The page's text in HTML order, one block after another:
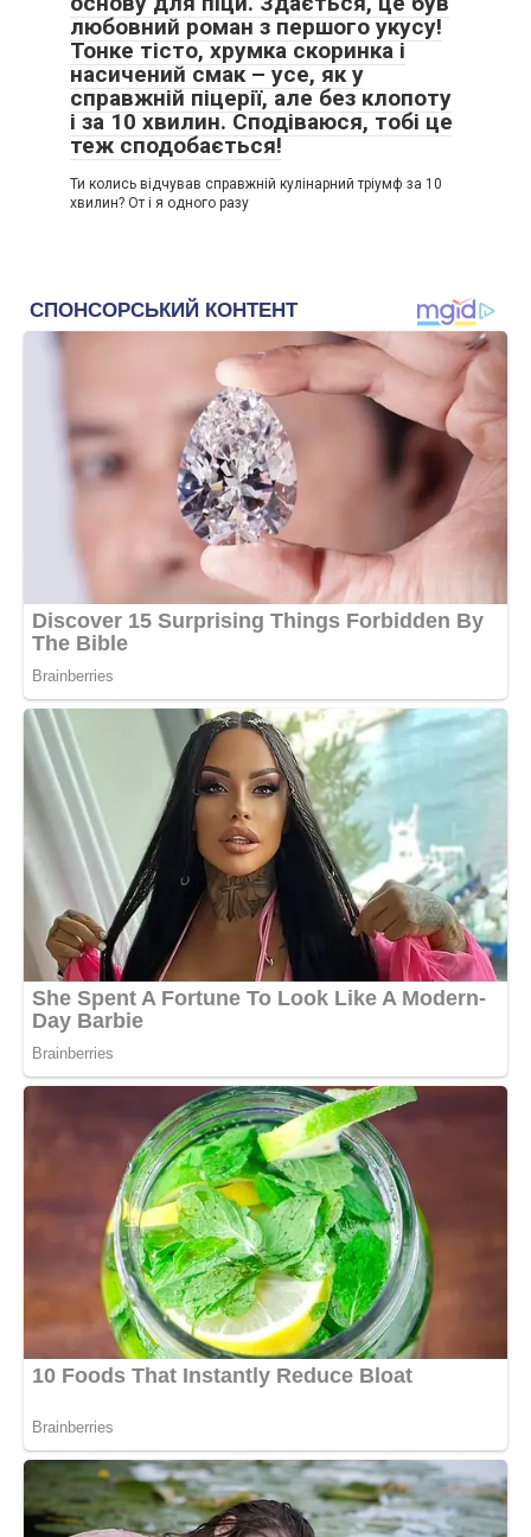
любовний роман з першого укусу!
Тонке тісто, хрумка скоринка і
насичений смак – усе, як у
справжній піцерії, але без клопоту
і за 10 хвилин. Сподіваюся, тобі це
теж сподобається!
Ти колись відчував справжній кулінарний тріумф за 10
хвилин? От і я одного разу